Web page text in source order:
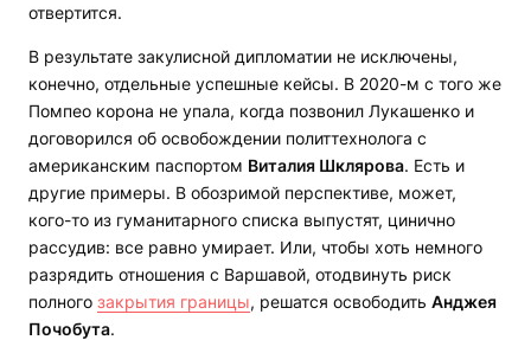
отвертится.
В результате закулисной дипломатии не исключены,
конечно, отдельные успешные кейсы. В 2020-м с того же
Помпео корона не упала, когда позвонил Лукашенко и
договорился об освобождении политтехнолога с
американским паспортом Виталия Шклярова. Есть и
другие примеры. В обозримой перспективе, может,
кого-то из гуманитарного списка выпустят, цинично
рассудив: все равно умирает. Или, чтобы хоть немного
разрядить отношения с Варшавой, отодвинуть риск
полного закрытия границы, решатся освободить Анджея
Почобута.